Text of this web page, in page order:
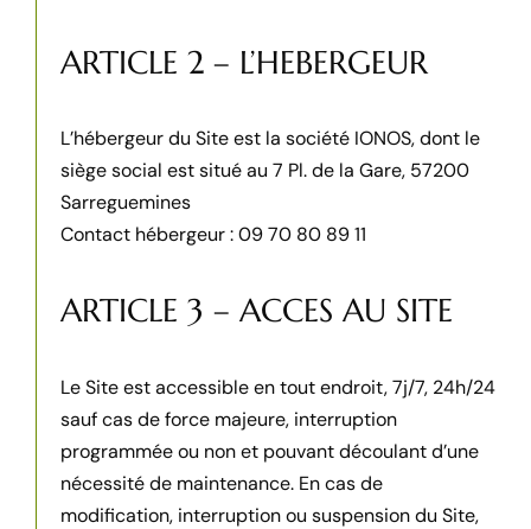
ARTICLE 2 – L’HEBERGEUR
L’hébergeur du Site est la société IONOS, dont le
siège social est situé au 7 Pl. de la Gare, 57200
Sarreguemines
Contact hébergeur : 09 70 80 89 11
ARTICLE 3 – ACCES AU SITE
Le Site est accessible en tout endroit, 7j/7, 24h/24
sauf cas de force majeure, interruption
programmée ou non et pouvant découlant d’une
nécessité de maintenance. En cas de
modification, interruption ou suspension du Site,